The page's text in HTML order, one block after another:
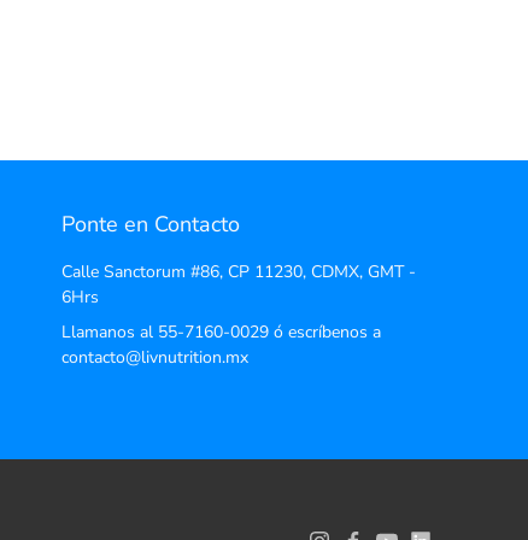
Ponte en Contacto
Calle Sanctorum #86, CP 11230, CDMX, GMT -
6Hrs
Llamanos al 55-7160-0029 ó escríbenos a
contacto@livnutrition.mx